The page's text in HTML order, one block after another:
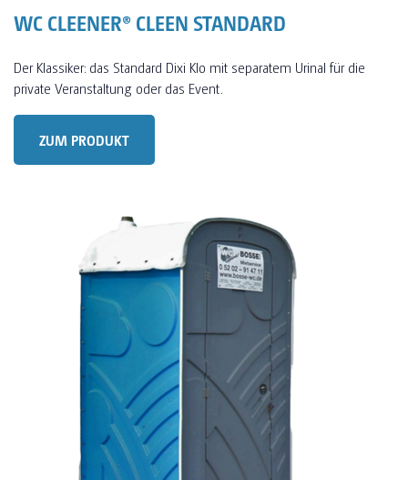
WC CLEENER® CLEEN STANDARD
Der Klassiker: das Standard Dixi Klo mit separatem Urinal für die
private Veranstaltung oder das Event.
ZUM PRODUKT